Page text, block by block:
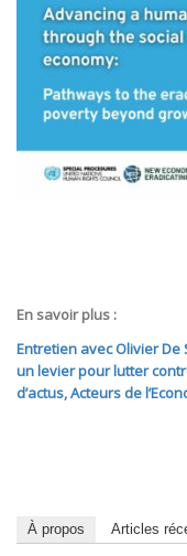
En savoir plus :
Entretien avec Olivier De
un levier pour lutter
d’actus, Acteurs de
À propos Articles